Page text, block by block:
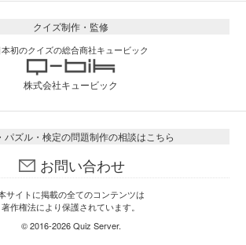
クイズ制作・監修
本初のクイズの総合商社キュービック
株式会社キュービック
パズル・検定の問題制作の相談はこちら
お問い合わせ
サイトに掲載の全てのコンテンツは
著作権法により保護されています。
© 2016-2026Quiz Server.